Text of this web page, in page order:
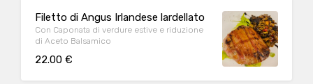
Filetto di Angus Irlandese lardellato
Con Caponata di verdure estive e riduzione
di Aceto Balsamico
22.00 €